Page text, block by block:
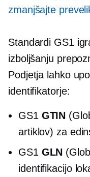
zmanjšajte
Standardi GS1
izboljšanju
Podjetja lahko
identifikatorje:
GS1 GTIN
artiklov) za
GS1 GLN
identifikacijo